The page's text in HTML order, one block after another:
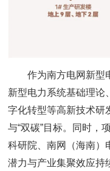
作为南方电网新型
新型电力系统基础理论
字化转型等高新技术研
与“双碳”目标。同时，
科研院、南网（海南）
潜力与产业集聚效应持